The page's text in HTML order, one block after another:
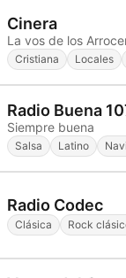
Cinera
La vos de los
Cristiana Locales
Radio Buena
Siempre buena
Salsa Latino
Radio Codec
Clásica Rock